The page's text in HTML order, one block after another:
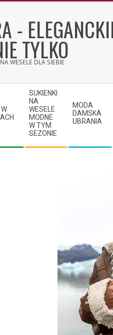
-
TYLKO
WESELE DLA SIEBIE
SUKIENKI
NA
WESELE
MODNE
W TYM
SEZONIE
MODA
DAMSKA
UBRANIA